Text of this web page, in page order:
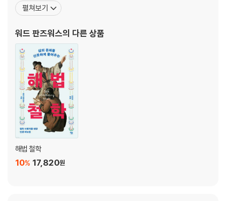
당국의 전문 용어 및 분석 틀까지 모두 포괄하면서 적용시킨다. 법이 경제
문은 결합의 시너지를 최대치로 이끌어낸다. 사유와 생각은 구체적인 사례
를 통해 세부 논쟁에 직면함으로써 유연성과 현실성을 확보하게 된다. 이
책에서 소개하는 일상의 사건들은 비슷한 유형의 사건으로 되풀이해 제시
됨으로써 우리 사고가 고착되지 않고 전환의 기점을 마련하도록 강력하게
추동하고 있다.
18장 미끄러운 경사길_유진 볼로흐 공저
19장 음향 분리
20장 재산권 규칙과 책임 규칙
21장 기준
4부 심리학
22장 지불 의사액과 수용 의사액: 소유 효과 및 관련 개념들
23장 사후확증 편향
25장 닻 내림 효과
26장 자기고양적 편향(귀인 오류를 중심으로)
까지 텍사스 법학대학원 학장을 지냈다. 저서로는 『법률 분석가The
Rhetoric』, 『소크라테스의 방
펼쳐보기
워드 판즈워스의 다른 상품
해법 철학
17,820원
10%